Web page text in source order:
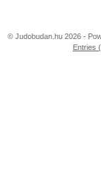
© Judobudan.hu 2026 -
Entries